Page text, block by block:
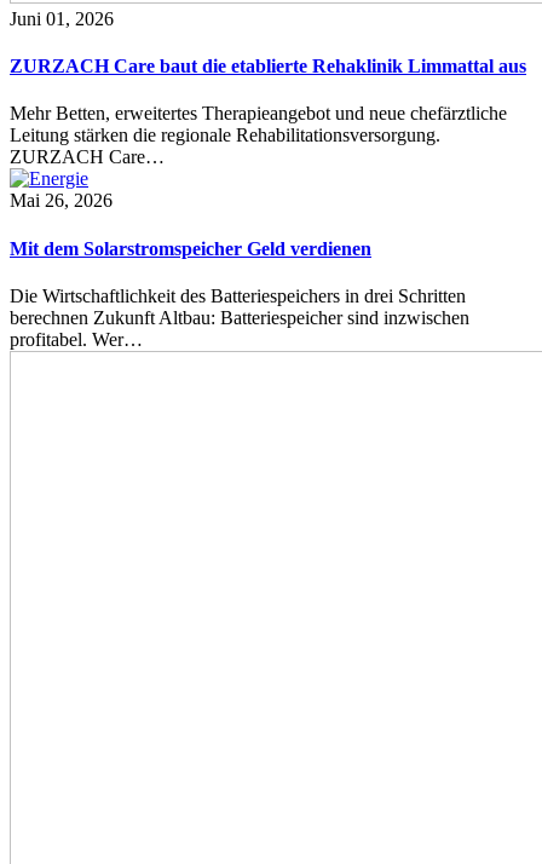
Juni 01, 2026
ZURZACH Care baut die etablierte Rehaklinik Limmattal aus
Mehr Betten, erweitertes Therapieangebot und neue chefärztliche
Leitung stärken die regionale Rehabilitationsversorgung.
ZURZACH Care…
Mai 26, 2026
Mit dem Solarstromspeicher Geld verdienen
Die Wirtschaftlichkeit des Batteriespeichers in drei Schritten
berechnen Zukunft Altbau: Batteriespeicher sind inzwischen
profitabel. Wer…